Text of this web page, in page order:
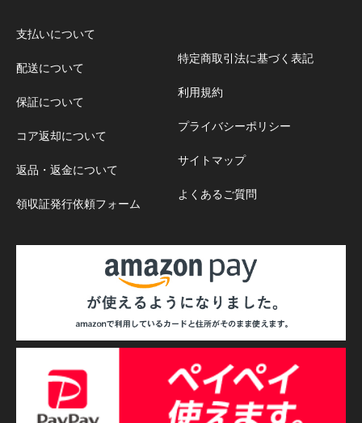
支払いについて
配送について
保証について
コア返却について
返品・返金について
領収証発行依頼フォーム
特定商取引法に基づく表記
利用規約
プライバシーポリシー
サイトマップ
よくあるご質問